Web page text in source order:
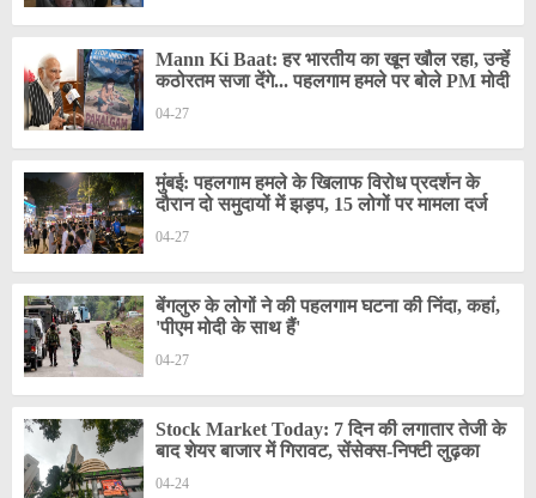
Mann Ki Baat: हर भारतीय का खून खौल रहा, उन्हें
कठोरतम सजा देंगे... पहलगाम हमले पर बोले PM मोदी
04-27
मुंबई: पहलगाम हमले के खिलाफ विरोध प्रदर्शन के
दौरान दो समुदायों में झड़प, 15 लोगों पर मामला दर्ज
04-27
बेंगलुरु के लोगों ने की पहलगाम घटना की निंदा, कहां,
'पीएम मोदी के साथ हैं'
04-27
Stock Market Today: 7 दिन की लगातार तेजी के
बाद शेयर बाजार में गिरावट, सेंसेक्स-निफ्टी लुढ़का
04-24